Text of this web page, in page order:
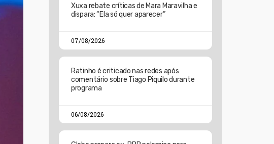
Xuxa rebate críticas de Mara Maravilha e
dispara: “Ela só quer aparecer”
07/08/2026
Ratinho é criticado nas redes após
comentário sobre Tiago Piquilo durante
programa
06/08/2026